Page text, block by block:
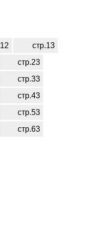
стр.13
стр.23
стр.33
стр.43
стр.53
стр.63